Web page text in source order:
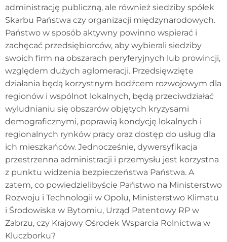
administrację publiczną, ale również siedziby spółek
Skarbu Państwa czy organizacji międzynarodowych.
Państwo w sposób aktywny powinno wspierać i
zachęcać przedsiębiorców, aby wybierali siedziby
swoich firm na obszarach peryferyjnych lub prowincji,
względem dużych aglomeracji. Przedsięwzięte
działania będą korzystnym bodźcem rozwojowym dla
regionów i wspólnot lokalnych, będą przeciwdziałać
wyludnianiu się obszarów objętych kryzysami
demograficznymi, poprawią kondycję lokalnych i
regionalnych rynków pracy oraz dostęp do usług dla
ich mieszkańców. Jednocześnie, dywersyfikacja
przestrzenna administracji i przemysłu jest korzystna
z punktu widzenia bezpieczeństwa Państwa. A
zatem, co powiedzielibyście Państwo na Ministerstwo
Rozwoju i Technologii w Opolu, Ministerstwo Klimatu
i Środowiska w Bytomiu, Urząd Patentowy RP w
Zabrzu, czy Krajowy Ośrodek Wsparcia Rolnictwa w
Kluczborku?